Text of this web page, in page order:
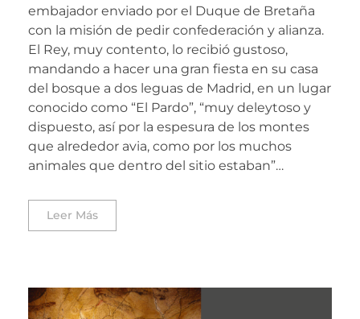
embajador enviado por el Duque de Bretaña
con la misión de pedir confederación y alianza.
El Rey, muy contento, lo recibió gustoso,
mandando a hacer una gran fiesta en su casa
del bosque a dos leguas de Madrid, en un lugar
conocido como “El Pardo”, “muy deleytoso y
dispuesto, así por la espesura de los montes
que alrededor avia, como por los muchos
animales que dentro del sitio estaban”…
Leer Más